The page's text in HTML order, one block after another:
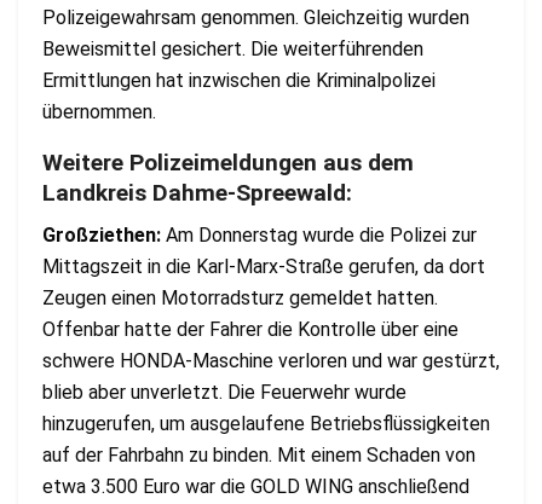
Polizeigewahrsam genommen. Gleichzeitig wurden
Beweismittel gesichert. Die weiterführenden
Ermittlungen hat inzwischen die Kriminalpolizei
übernommen.
Weitere Polizeimeldungen aus dem
Landkreis Dahme-Spreewald:
Großziethen: Am Donnerstag wurde die Polizei zur
Mittagszeit in die Karl-Marx-Straße gerufen, da dort
Zeugen einen Motorradsturz gemeldet hatten.
Offenbar hatte der Fahrer die Kontrolle über eine
schwere HONDA-Maschine verloren und war gestürzt,
blieb aber unverletzt. Die Feuerwehr wurde
hinzugerufen, um ausgelaufene Betriebsflüssigkeiten
auf der Fahrbahn zu binden. Mit einem Schaden von
etwa 3.500 Euro war die GOLD WING anschließend